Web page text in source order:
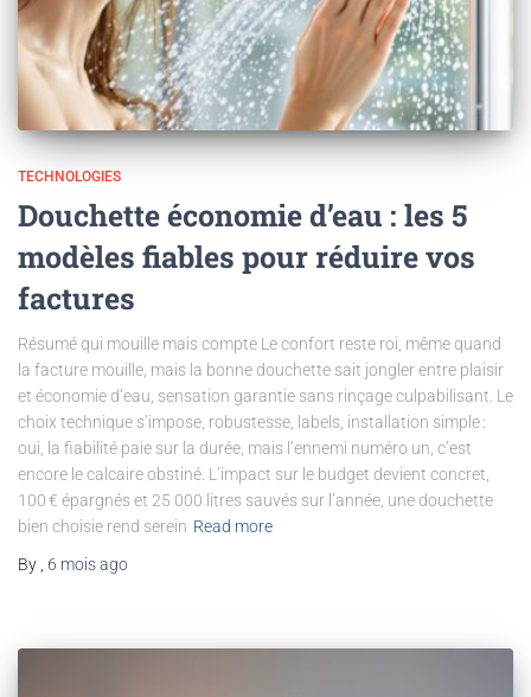
TECHNOLOGIES
Douchette économie d’eau : les 5
modèles fiables pour réduire vos
factures
Résumé qui mouille mais compte Le confort reste roi, même quand
la facture mouille, mais la bonne douchette sait jongler entre plaisir
et économie d’eau, sensation garantie sans rinçage culpabilisant. Le
choix technique s’impose, robustesse, labels, installation simple :
oui, la fiabilité paie sur la durée, mais l’ennemi numéro un, c’est
encore le calcaire obstiné. L’impact sur le budget devient concret,
100 € épargnés et 25 000 litres sauvés sur l’année, une douchette
bien choisie rend serein Read more
By
6 moisago